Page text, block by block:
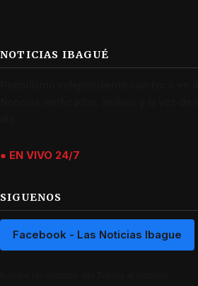
NOTICIAS IBAGUÉ
● EN VIVO 24/7
SIGUENOS
Facebook - Las Noticias Ibague